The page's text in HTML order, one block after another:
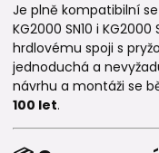
Je plně kompatibilní
KG2000 SN10 i
hrdlovému spoji s
jednoduchá a
návrhu a montáži se
100 let.